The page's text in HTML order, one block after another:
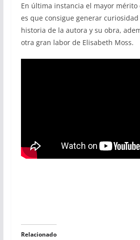
En última instancia el mayor mérito
es que consigue generar
historia de la autora y su obra,
otra gran labor de Elisabeth Moss.
Relacionado